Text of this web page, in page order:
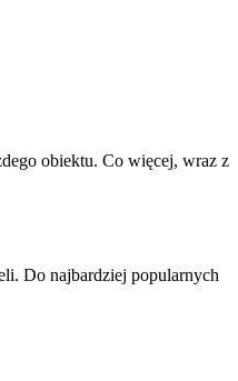
obiektu. Co więcej, wraz z
Do najbardziej popularnych